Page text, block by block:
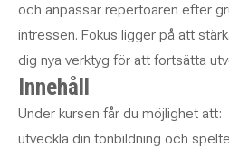
och anpassar repertoaren efter
intressen. Fokus ligger på att
dig nya verktyg för att fortsätta
Innehåll
Under kursen får du möjlighet att:
utveckla din tonbildning och